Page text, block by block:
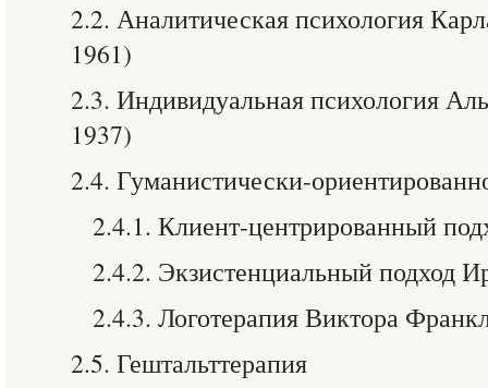
2.2. Аналитическая психология
1961)
2.3. Индивидуальная психология
1937)
2.4. Гуманистически-
2.4.1. Клиент-центрированный
2.4.2. Экзистенциальный подход
2.4.3. Логотерапия Виктора
2.5. Гештальттерапия